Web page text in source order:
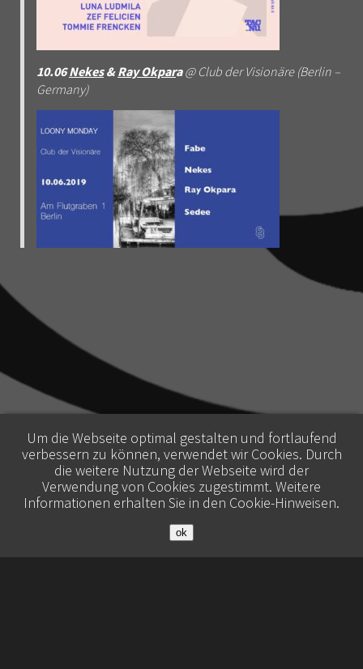
10.06Nekes&Ray Okpara@ Club der Visionäre (Berlin –
Germany)
Um die Webseite optimal gestalten und fortlaufend
verbessern zu können, verwendet wir Cookies. Durch
die weitere Nutzung der Webseite wird der
Verwendung von Cookies zugestimmt. Weitere
Informationen erhalten Sie in den Cookie-Hinweisen.
ok